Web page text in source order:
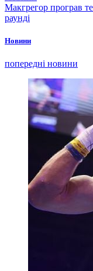
Макгрегор програв
раунді
Новини
попередні новини